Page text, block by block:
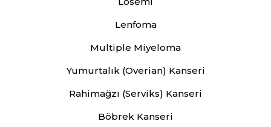
Lenfoma
Multiple Miyeloma
Yumurtalık (Overian) Kanseri
Rahimağzı (Serviks) Kanseri
Böbrek Kanseri